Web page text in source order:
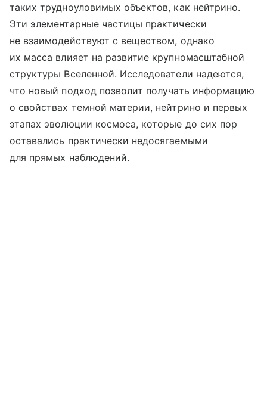
таких трудноуловимых объектов, как нейтрино.
Эти элементарные частицы практически
не взаимодействуют с веществом, однако
их масса влияет на развитие крупномасштабной
структуры Вселенной. Исследователи надеются,
что новый подход позволит получать информацию
о свойствах темной материи, нейтрино и первых
этапах эволюции космоса, которые до сих пор
оставались практически недосягаемыми
для прямых наблюдений.